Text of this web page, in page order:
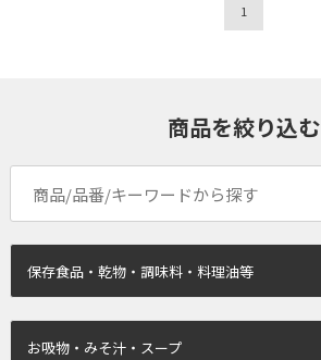
1
商品を絞り込む
保存食品・乾物・調味料・料理油等
お吸物・みそ汁・スープ